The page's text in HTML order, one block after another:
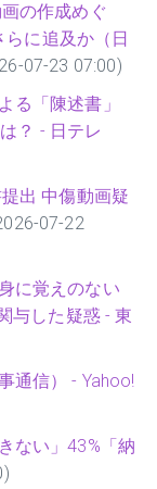
の作成めぐ
らに追及か（日
07-23 07:00)
る「陳述書」
？ - 日テレ
出 中傷動画疑
07-22
に覚えのない
与した疑惑 - 東
通信） - Yahoo!
ない」43%「納